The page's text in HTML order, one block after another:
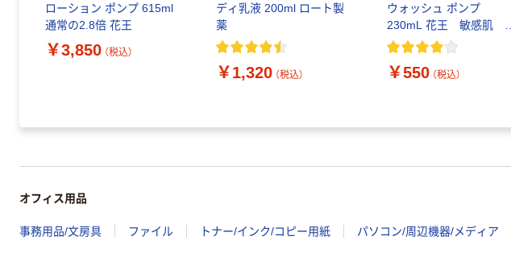
ローション ポンプ 615ml
通常の2.8倍 花王
￥3,850 （税込）
ディ乳液 200ml ロート製
薬
￥1,320 （税込）
ウォッシュ ポンプ
230mL 花王 敏感肌 ハ
ンドソープ
￥550 （税込）
オフィス用品
事務用品/文房具 ファイル トナー/インク/コピー用紙 パソコン/周辺機器/メディア